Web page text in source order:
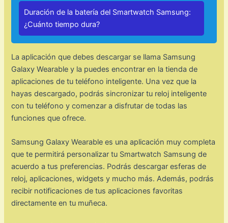
Duración de la batería del Smartwatch Samsung:
¿Cuánto tiempo dura?
La aplicación que debes descargar se llama Samsung
Galaxy Wearable y la puedes encontrar en la tienda de
aplicaciones de tu teléfono inteligente. Una vez que la
hayas descargado, podrás sincronizar tu reloj inteligente
con tu teléfono y comenzar a disfrutar de todas las
funciones que ofrece.
Samsung Galaxy Wearable es una aplicación muy completa
que te permitirá personalizar tu Smartwatch Samsung de
acuerdo a tus preferencias. Podrás descargar esferas de
reloj, aplicaciones, widgets y mucho más. Además, podrás
recibir notificaciones de tus aplicaciones favoritas
directamente en tu muñeca.